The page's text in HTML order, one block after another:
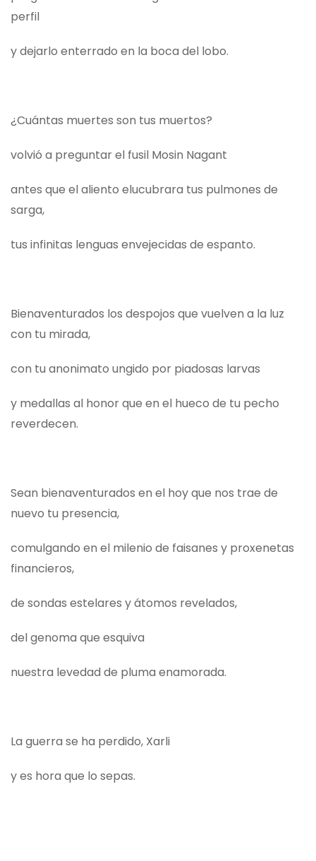
perfil
y dejarlo enterrado en la boca del lobo.
¿Cuántas muertes son tus muertos?
volvió a preguntar el fusil Mosin Nagant
antes que el aliento elucubrara tus pulmones de
sarga,
tus infinitas lenguas envejecidas de espanto.
Bienaventurados los despojos que vuelven a la luz
con tu mirada,
con tu anonimato ungido por piadosas larvas
y medallas al honor que en el hueco de tu pecho
reverdecen.
Sean bienaventurados en el hoy que nos trae de
nuevo tu presencia,
comulgando en el milenio de faisanes y proxenetas
financieros,
de sondas estelares y átomos revelados,
del genoma que esquiva
nuestra levedad de pluma enamorada.
La guerra se ha perdido, Xarli
y es hora que lo sepas.